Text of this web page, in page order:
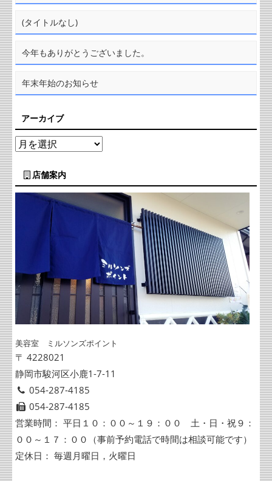
(タイトルなし)
今年もありがとうございました。
年末年始のお知らせ
アーカイブ
店舗案内
美容室 ミルソンズポイント
〒 4228021
静岡市駿河区小鹿1-7-11
054-287-4185
054-287-4185
営業時間： 平日１０：００～１９：００ 土・日・祝９：
００～１７：００（事前予約電話で時間は相談可能です）
定休日： 毎週月曜日，火曜日